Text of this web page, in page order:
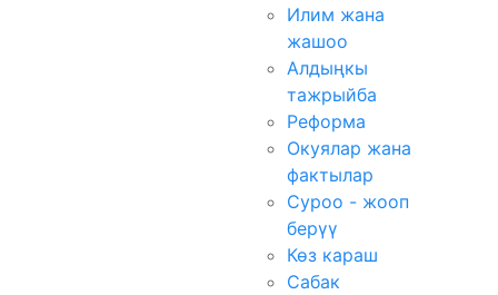
Илим жана
жашоо
Алдыңкы
тажрыйба
Реформа
Окуялар жана
фактылар
Суроо - жооп
берүү
Көз караш
Сабак